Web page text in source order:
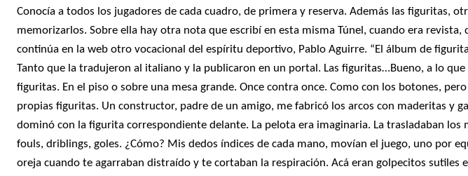
Conocía a todos los jugadores de cada cuadro, de primera y reserva. Además las figuritas,
memorizarlos. Sobre ella hay otra nota que escribí en esta misma Túnel, cuando era
continúa en la web otro vocacional del espíritu deportivo, Pablo Aguirre. “El álbum de
Tanto que la tradujeron al italiano y la publicaron en un portal. Las figuritas…Bueno, a lo
figuritas. En el piso o sobre una mesa grande. Once contra once. Como con los botones,
propias figuritas. Un constructor, padre de un amigo, me fabricó los arcos con maderitas y
dominó con la figurita correspondiente delante. La pelota era imaginaria. La trasladaban los
fouls, driblings, goles. ¿Cómo? Mis dedos índices de cada mano, movían el juego, uno por
oreja cuando te agarraban distraído y te cortaban la respiración. Acá eran golpecitos sutiles